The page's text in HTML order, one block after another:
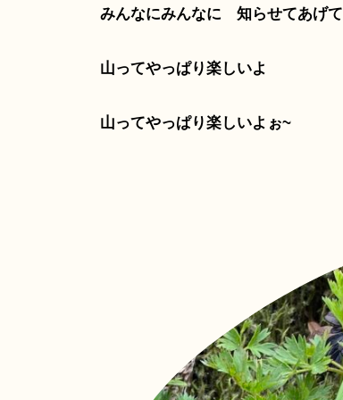
みんなにみんなに 知らせてあげて
山ってやっぱり楽しいよ
山ってやっぱり楽しいよぉ~